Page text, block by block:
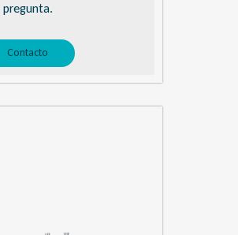
pregunta.
Contacto